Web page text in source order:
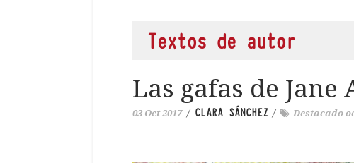
Textos de autor
Las gafas de Jane
03 Oct 2017 / CLARA SÁNCHEZ / Destacado